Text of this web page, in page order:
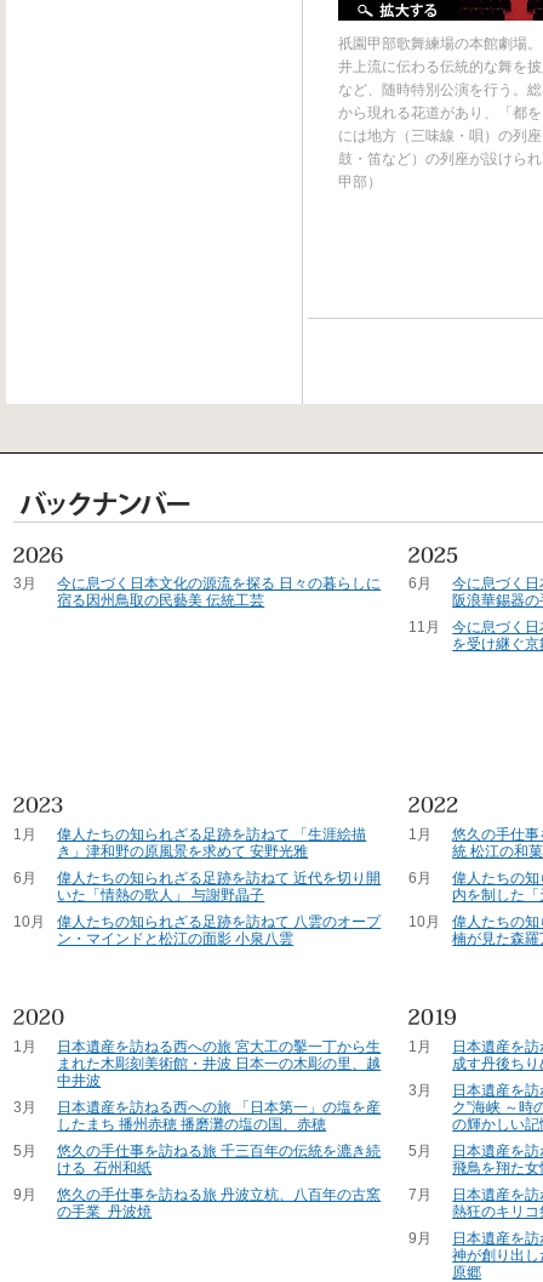
祇園甲部歌舞練場の本館劇場
井上流に伝わる伝統的な舞を
など、随時特別公演を行う。
から現れる花道があり、「都
には地方（三味線・唄）の列
鼓・笛など）の列座が設けら
甲部）
3月
今に息づく日本文化の源流を探る 日々の暮らしに
宿る因州鳥取の民藝美 伝統工芸
6月
今に息づく
阪浪華錫器
11月
今に息づく
を受け継ぐ
1月
偉人たちの知られざる足跡を訪ねて 「生涯絵描
き」津和野の原風景を求めて 安野光雅
6月
偉人たちの知られざる足跡を訪ねて 近代を切り開
いた「情熱の歌人」 与謝野晶子
10月
偉人たちの知られざる足跡を訪ねて 八雲のオープ
ン・マインドと松江の面影 小泉八雲
1月
悠久の手仕
統 松江の和
6月
偉人たちの
内を制した
10月
偉人たちの
楠が見た森
1月
日本遺産を訪ねる西への旅 宮大工の鑿一丁から生
まれた木彫刻美術館・井波 日本一の木彫の里、越
中井波
3月
日本遺産を訪ねる西への旅 「日本第一」の塩を産
したまち 播州赤穂 播磨灘の塩の国、赤穂
5月
悠久の手仕事を訪ねる旅 千三百年の伝統を漉き続
ける 石州和紙
9月
悠久の手仕事を訪ねる旅 丹波立杭、八百年の古窯
の手業 丹波焼
1月
日本遺産を
成す丹後ち
3月
日本遺産を
ク”海峡 ～時
の輝かしい記
5月
日本遺産を
飛鳥を翔た
7月
日本遺産を
熱狂のキリ
9月
日本遺産を
神が創り出
原郷